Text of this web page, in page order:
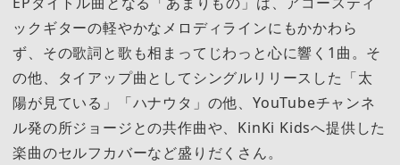
ックギターの軽やかなメロディラインにもかかわら
ず、その歌詞と歌も相まってじわっと心に響く1曲。そ
の他、タイアップ曲としてシングルリリースした「太
陽が見ている」「ハナウタ」の他、YouTubeチャンネ
ル発の所ジョージとの共作曲や、KinKi Kidsへ提供した
楽曲のセルフカバーなど盛りだくさん。